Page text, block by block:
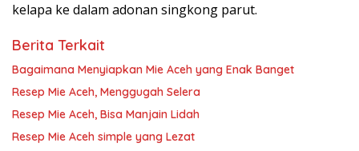
kelapa ke dalam adonan singkong parut.
Berita Terkait
Bagaimana Menyiapkan Mie Aceh yang Enak Banget
Resep Mie Aceh, Menggugah Selera
Resep Mie Aceh, Bisa Manjain Lidah
Resep Mie Aceh simple yang Lezat